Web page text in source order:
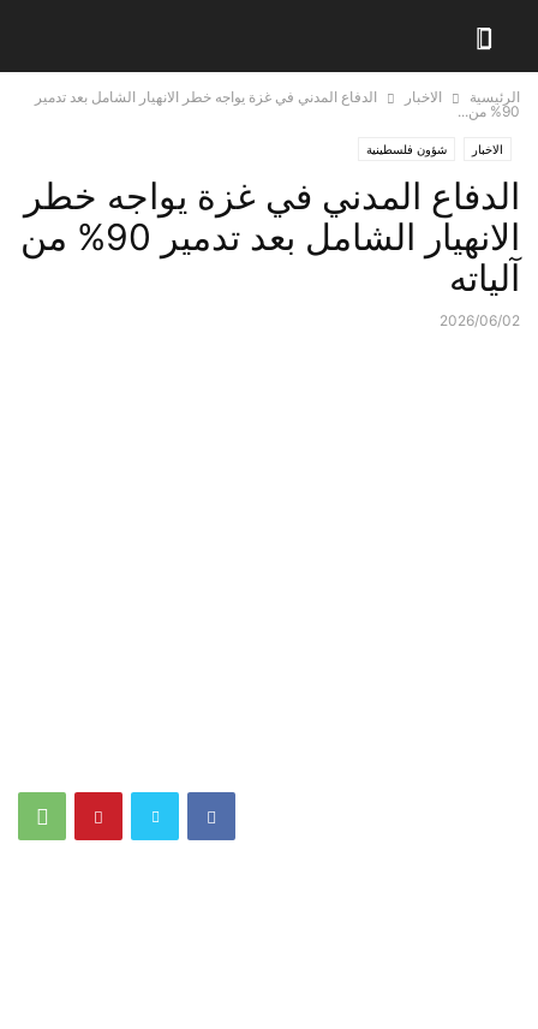
الرئيسية الاخبار
الدفاع المدني في غزة يواجه خطر الانهيار الشامل بعد تدمير
90% من...
الاخبار شؤون فلسطينية
الدفاع المدني في غزة يواجه خطر
الانهيار الشامل بعد تدمير 90% من
آلياته
2026/06/02